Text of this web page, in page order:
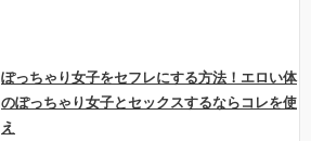
ぽっちゃり女子をセフレにする方法！エロい体
のぽっちゃり女子とセックスするならコレを使
え